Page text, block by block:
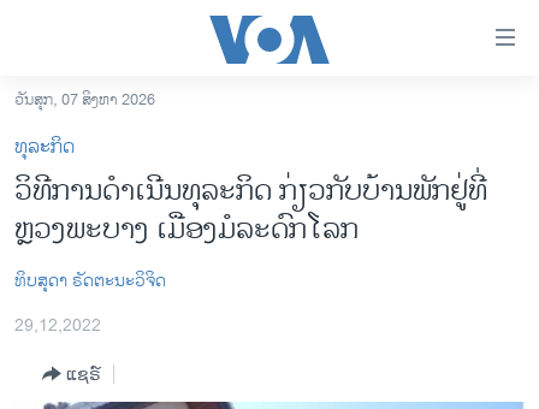
ເຂົ້າ
ຫາ
ຂ້າມ
ຂ້າມ
ຂ້າມ
ໄປ
ຫາ
ຊອກ
ຄົ້ນ
ລາວ
ການເລືອກຕັ້ງ ປະທານາທີບໍດີ ສະຫະລັດ 2024
ຂ່າວ​ຈີນ
ໂລກ
ເອເຊຍ
ວັນສຸກ, 07 ສິງຫາ 2026
ທຸລະກິດ
ວິທີການດໍາເນີນທຸລະກິດ ກ່ຽວກັບບ້ານພັກຢູ່ທີ່
ຫຼວງພະບາງ ເມືອງມໍລະດົກໂລກ
ທິບສຸດາ ຣັດຕະນະວິຈິດ
29,12,2022
ແຊຣ໌